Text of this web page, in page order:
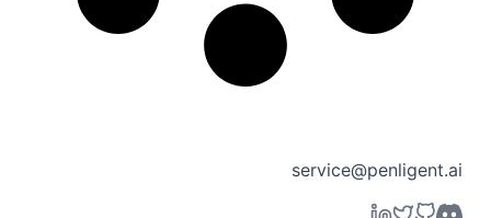
service@penligent.ai